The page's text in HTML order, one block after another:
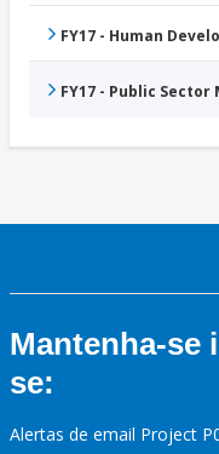
FY17 - Human
FY17 - Public
Mantenha-se
se:
Alertas de email Project